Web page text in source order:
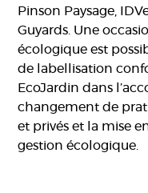
Pinson Paysage,
Guyards. Une
écologique est
de labellisation
EcoJardin dans
changement de
et privés et la mise
gestion écologique.